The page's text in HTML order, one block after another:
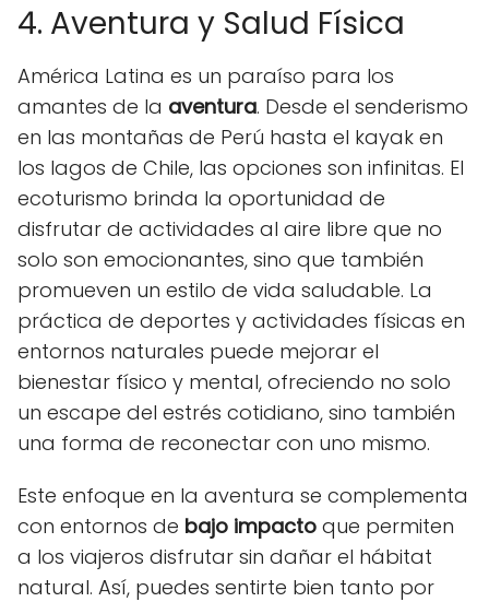
4. Aventura y Salud Física
América Latina es un paraíso para los
amantes de la aventura. Desde el senderismo
en las montañas de Perú hasta el kayak en
los lagos de Chile, las opciones son infinitas. El
ecoturismo brinda la oportunidad de
disfrutar de actividades al aire libre que no
solo son emocionantes, sino que también
promueven un estilo de vida saludable. La
práctica de deportes y actividades físicas en
entornos naturales puede mejorar el
bienestar físico y mental, ofreciendo no solo
un escape del estrés cotidiano, sino también
una forma de reconectar con uno mismo.
Este enfoque en la aventura se complementa
con entornos de bajo impacto que permiten
a los viajeros disfrutar sin dañar el hábitat
natural. Así, puedes sentirte bien tanto por